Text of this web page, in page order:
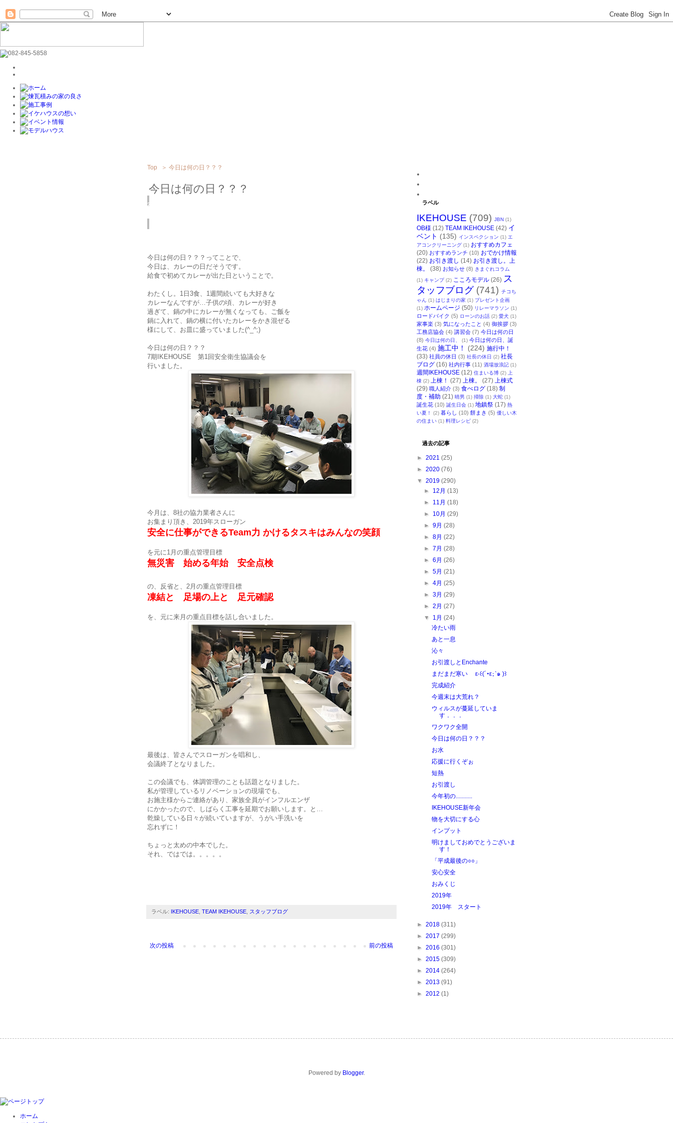
Top ＞ 今日は何の日？？？
今日は何の日？？？
2019
今日は何の日？？？ってことで、
今日は、カレーの日だそうです。
給食で初めてカレーが出た日ということで。
わたくし。1日3食、1週間続いても大好きな
カレーなんですが…子供の頃、カレーが好き
過ぎて、鍋の中にカレーが無くなっても、ご飯を
鍋に入れて、鍋の横に付いたカレーをかき混ぜる
様にして、お皿に盛っていました(^_^;)
今日は何の日？？？
7期IKEHOUSE 第1回安全衛生協議会を
行いました。
今月は、8社の協力業者さんに
お集まり頂き、2019年スローガン
安全に仕事ができるTeam力 かけるタスキはみんなの笑顔
を元に1月の重点管理目標
無災害 始める年始 安全点検
の、反省と、2月の重点管理目標
凍結と 足場の上と 足元確認
を、元に来月の重点目標を話し合いました。
最後は、皆さんでスローガンを唱和し、
会議終了となりました。
この会議でも、体調管理のことも話題となりました。
私が管理しているリノベーションの現場でも、
お施主様からご連絡があり、家族全員がインフルエンザ
にかかったので、しばらく工事を延期でお願いします。と…
乾燥している日々が続いていますが、うがい手洗いを
忘れずに！
ちょっと太めの中本でした。
それ、ではでは。。。。。
ラベル: IKEHOUSE TEAM IKEHOUSE スタッフブログ
次の投稿 前の投稿
ラベル
IKEHOUSE (709) JBN (1)
OB様 (12) TEAM IKEHOUSE (42) イ
ベント (135) インスペクション (1) エ
アコンクリーニング (1) おすすめカフェ
(20) おすすめランチ (10) おでかけ情報
(22) お引き渡し (14) お引き渡し。上
棟。
(38) お知らせ (8) きまぐれコラム
(1) キャンプ (2) こころモデル (26) ス
タッフブログ (741) チコち
ゃん
(1) はじまりの家 (1) プレゼント企画
(1) ホームページ (50) リレーマラソン (1)
ロードバイク (5) ローンのお話 (2) 愛犬 (1)
家事楽 (3) 気になったこと (4) 御挨拶 (3)
工務店協会 (4) 講習会 (7) 今日は何の日
(8) 今日は何の日、 (1) 今日は何の日、誕
生花 (4) 施工中！ (224) 施行中！
(33) 社員の休日 (3) 社長の休日 (2) 社長
ブログ (16) 社内行事 (11) 酒場放浪記 (1)
週間IKEHOUSE (12) 住まいる博 (2)
上
棟 (2) 上棟！ (27) 上棟。 (27) 上棟式
(29) 職人紹介 (3) 食べログ (18) 制
度・補助 (21) 晴男 (1) 掃除 (1) 大蛇 (1)
誕生花 (10) 誕生日会 (1) 地鎮祭 (17) 熱
い夏！
(2) 暮らし (10) 餅まき (5) 優しい木
の住まい (1) 料理レシピ (2)
過去の記事
► 2021 (25)
► 2020 (76)
▼ 2019 (290)
► 12月 (13)
► 11月 (18)
► 10月 (29)
►9月 (28)
►8月 (22)
►7月 (28)
►6月 (26)
►5月 (21)
►4月 (25)
►3月 (29)
►2月 (27)
▼
1月 (24)
冷たい雨
あと一息
沁々
お引渡しとEnchante
まだまだ寒い ε-꒰(´･ε･̥ˋ๑ )꒱
完成紹介
今週末は大荒れ？
ウィルスが蔓延していま
す．．．
ワクワク全開
今日は何の日？？？
お水
応援に行くぞぉ
短熱
お引渡し
今年初の...........
IKEHOUSE新年会
物を大切にする心
インプット
明けましておめでとうございま
す！
「平成最後の○○」
安心安全
おみくじ
2019年
2019年 スタート
► 2018 (311)
► 2017 (299)
► 2016 (301)
► 2015 (309)
► 2014 (264)
► 2013 (91)
► 2012 (1)
Powered by Blogger.
ホーム